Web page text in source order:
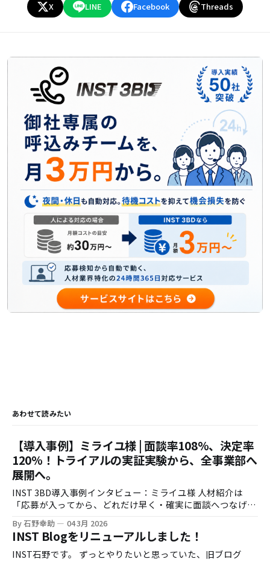
X LINE Facebook Threads
あわせて読みたい
【導入事例】ミライユ様 | 面談率108%、決定率
120%！トライアルの実証実験から、全事業部へ
展開へ。
INST 3BD導入事例インタビュー：ミライユ様 人材紹介は
「応募が入ってから、どれだけ早く・確実に面談へつなげら
れるか」で成果が大きく変わります。一方で、時間外応募へ
の即時対応や、架電の追いかけ業務は現場負荷が高く、運用
の属人化も起きがちです。 今回は株式会社ミライユ様に、
INST 3BDのトライアル導入（実証実験）から、効果検証を
By 石野幸助 04 3月 2026
INST Blogをリニューアルしました！
INST石野です。 ずっとやりたいと思っていた、旧ブログ